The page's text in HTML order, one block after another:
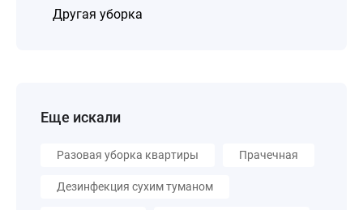
Другая уборка
Еще искали
Разовая уборка квартиры Прачечная
Дезинфекция сухим туманом